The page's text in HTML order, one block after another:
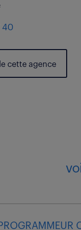
40
cette agence